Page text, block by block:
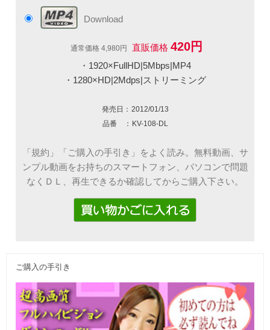
Download
通常価格 4,980円 直販価格 420円
・1920×FullHD|5Mbps|MP4
・1280×HD|2Mdps|ストリーミング
発売日： 2012/01/13
品番 ： KV-108-DL
「規約」「ご購入の手引き」をよく読み。無料動画、サ
ンプル動画をお持ちのスマートフォン、パソコンで問題
なくＤＬ、再生できるか確認してからご購入下さい。
ご購入の手引き